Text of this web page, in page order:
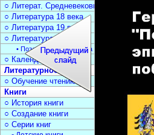
○ Литерат. Средневековья
○ Литература 18 века
○ Литература 19 века
○ Литература 20 века
• Поэзия Серебрян. века
○ Календарь дат
Литературное чтение
○ Обучение чтению
Книги
○ История книги
○ Создание книги
○ Серии книг